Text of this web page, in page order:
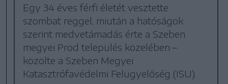
Egy 34 éves férfi életét vesztette
szombat reggel, miután a hatóságok
szerint medvetámadás érte a Szeben
megyei Prod település közelében –
közölte a Szeben Megyei
Katasztrófavédelmi Felügyelőség (ISU).